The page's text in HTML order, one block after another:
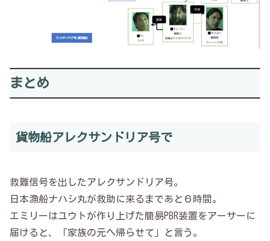
まとめ
貨物船アレクサンドリア号で
救難信号を出したアレクサンドリア号。
日本漁船ナハシ丸が救助に来るまであと６時間。
エミリーはユウトが作り上げた簡易PBR装置をアーサーに
届けると、「家族の元へ帰らせて」と言う。